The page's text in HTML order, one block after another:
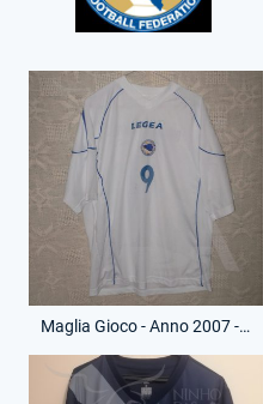
Maglia Gioco - Anno 2007 - 9 - (Fronte)